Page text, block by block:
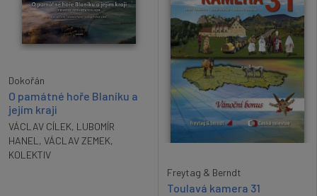
Dokořán
O památné hoře Blaníku a
jejím kraji
VÁCLAV CÍLEK, LUBOMÍR
HANEL , VÁCLAV ZEMEK,
KOLEKTIV
Freytag & Berndt
Toulavá kamera 31